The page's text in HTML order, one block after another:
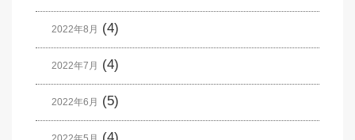
2022年8月 (4)
2022年7月 (4)
2022年6月 (5)